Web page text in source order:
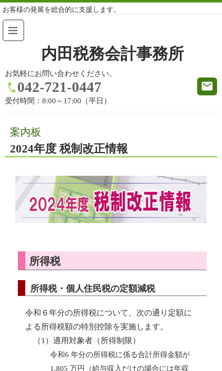
お客様の発展を総合的に支援します。
内田税務会計事務所
お気軽にお問い合わせください。
042-721-0447
受付時間： 8:00～17:00（平日）
案内板
2024年度 税制改正情報
所得税
所得税・個人住民税の定額減税
令和６年分の所得税について、次の通り定額に
よる所得税額の特別控除を実施します。
（1）適用対象者（所得制限）
令和6 年分の所得税に係る合計所得金額が
1,805 万円（給与収入だけの場合には年収